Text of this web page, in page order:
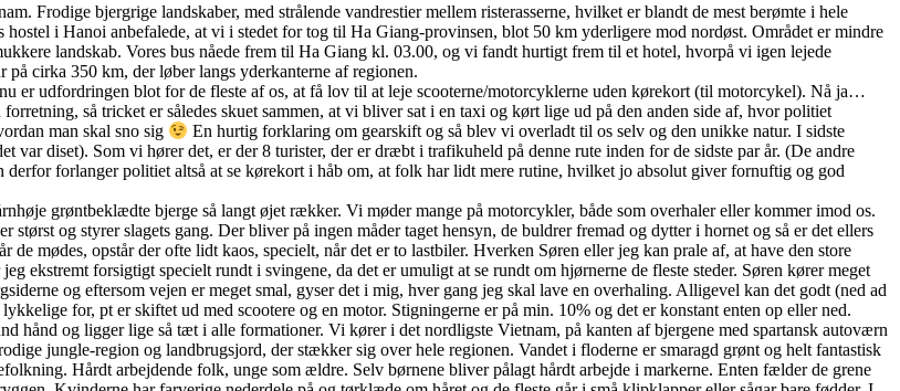
Frodige bjergrige landskaber, med strålende vandrestier mellem risterasserne, hvilket er blandt de mest berømte i hele
i Hanoi anbefalede, at vi i stedet for tog til Ha Giang-provinsen, blot 50 km yderligere mod nordøst. Området er mindre
landskab. Vores bus nåede frem til Ha Giang kl. 03.00, og vi fandt hurtigt frem til et hotel, hvorpå vi igen lejede
cirka 350 km, der løber langs yderkanterne af regionen.
er udfordringen blot for de fleste af os, at få lov til at leje scooterne/motorcyklerne uden kørekort (til motorcykel). Nå ja…
så tricket er således skuet sammen, at vi bliver sat i en taxi og kørt lige ud på den anden side af, hvor politiet
man skal sno sig
En hurtig forklaring om gearskift og så blev vi overladt til os selv og den unikke natur. I sidste
diset). Som vi hører det, er der 8 turister, der er dræbt i trafikuheld på denne rute inden for de sidste par år. (De andre
forlanger politiet altså at se kørekort i håb om, at folk har lidt mere rutine, hvilket jo absolut giver fornuftig og god
grøntbeklædte bjerge så langt øjet rækker. Vi møder mange på motorcykler, både som overhaler eller kommer imod os.
og styrer slagets gang. Der bliver på ingen måder taget hensyn, de buldrer fremad og dytter i hornet og så er det ellers
mødes, opstår der ofte lidt kaos, specielt, når det er to lastbiler. Hverken Søren eller jeg kan prale af, at have den store
ekstremt forsigtigt specielt rundt i svingene, da det er umuligt at se rundt om hjørnerne de fleste steder. Søren kører meget
og eftersom vejen er meget smal, gyser det i mig, hver gang jeg skal lave en overhaling. Alligevel kan det godt (ned ad
for, pt er skiftet ud med scootere og en motor. Stigningerne er på min. 10% og det er konstant enten op eller ned.
hånd og ligger lige så tæt i alle formationer. Vi kører i det nordligste Vietnam, på kanten af bjergene med spartansk autoværn
jungle-region og landbrugsjord, der stækker sig over hele regionen. Vandet i floderne er smaragd grønt og helt fantastisk
Hårdt arbejdende folk, unge som ældre. Selv børnene bliver pålagt hårdt arbejde i markerne. Enten fælder de grene